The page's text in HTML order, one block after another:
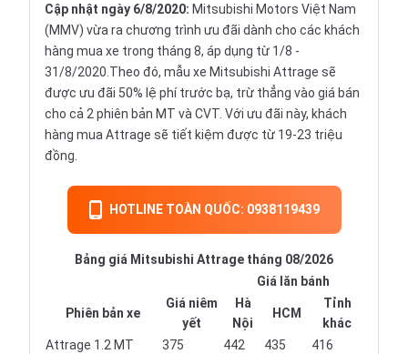
Cập nhật ngày 6/8/2020: Mitsubishi Motors Việt Nam
(MMV) vừa ra chương trình ưu đãi dành cho các khách
hàng mua xe trong tháng 8, áp dụng từ 1/8 -
31/8/2020.Theo đó, mẫu xe Mitsubishi Attrage sẽ
được ưu đãi 50% lệ phí trước bạ, trừ thẳng vào giá bán
cho cả 2 phiên bản MT và CVT. Với ưu đãi này, khách
hàng mua Attrage sẽ tiết kiệm được từ 19-23 triệu
đồng.
HOTLINE TOÀN QUỐC: 0938119439
Bảng giá Mitsubishi Attrage tháng 08/2026
Giá lăn bánh
Phiên bản xe
Giá niêm
yết
Hà
Nội
HCM
Tỉnh
khác
Attrage 1.2 MT
375 442 435
416